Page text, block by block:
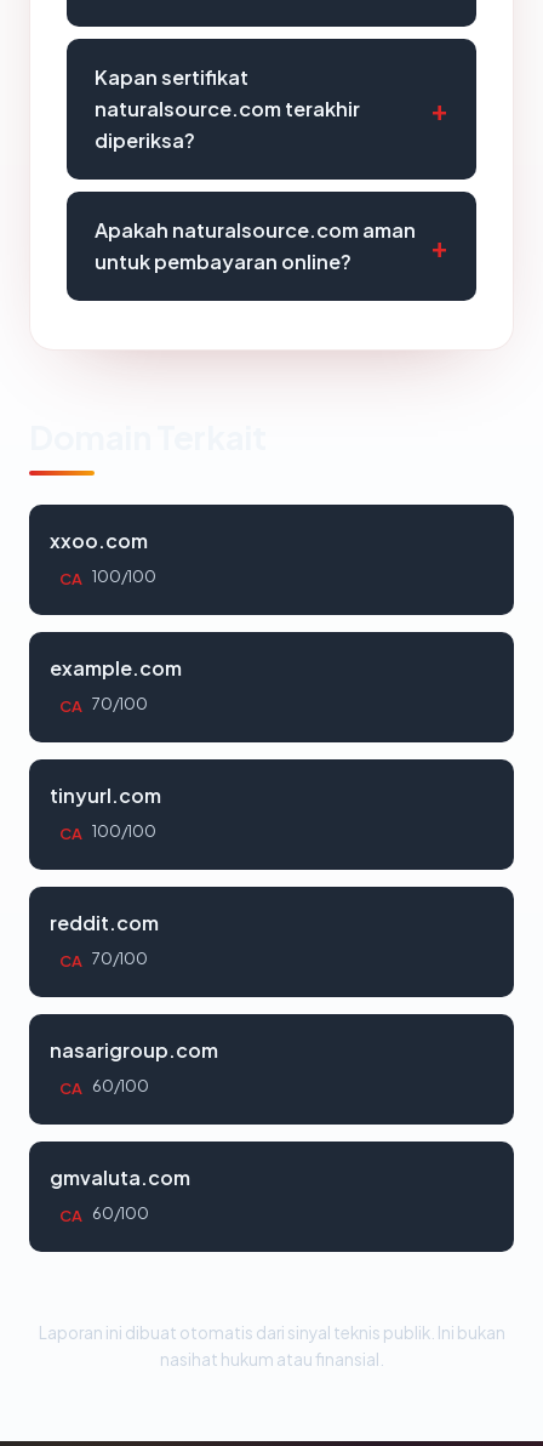
Kapan sertifikat
naturalsource.com terakhir
diperiksa?
Apakah naturalsource.com aman
untuk pembayaran online?
xxoo.com
CA 100/100
example.com
CA 70/100
tinyurl.com
CA 100/100
reddit.com
CA 70/100
nasarigroup.com
CA 60/100
gmvaluta.com
CA 60/100
Laporan ini dibuat otomatis dari sinyal teknis publik. Ini bukan
nasihat hukum atau finansial.